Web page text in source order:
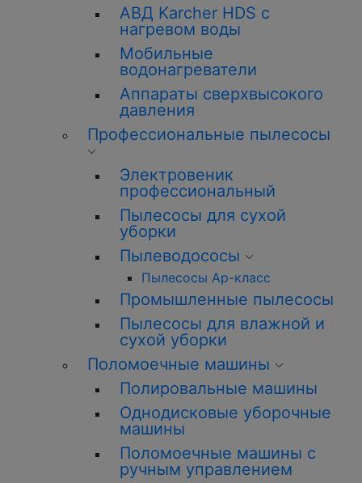
АВД Karcher HDS с
нагревом воды
Мобильные
водонагреватели
Аппараты сверхвысокого
давления
Профессиональные пылесосы
Электровеник
профессиональный
Пылесосы для сухой
уборки
Пылеводососы
Пылесосы Ар-класс
Промышленные пылесосы
Пылесосы для влажной и
сухой уборки
Поломоечные машины
Полировальные машины
Однодисковые уборочные
машины
Поломоечные машины с
ручным управлением